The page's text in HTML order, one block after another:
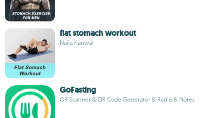
flat stomach workout
Naila Kanwal
GoFasting
QR Scanner & QR Code Generator & Radio & Notes